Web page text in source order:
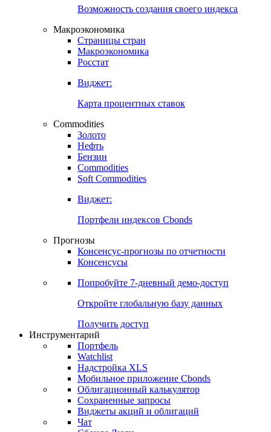
Ставки центральных банков
Создать индекс
Возможность создания своего индекса
Страницы стран
Росстат
Виджет:
Карта процентных ставок
Commodities
Золото
Бензин
Soft Commodities
Виджет:
Портфели индексов Cbonds
Прогнозы
Консенсусы
Попробуйте7-дневный
Откройте глобальную базу данных
Получить доступ
Инструментарий
Портфель
Watchlist
Надстройка XLS
Мобильное приложение Cbonds